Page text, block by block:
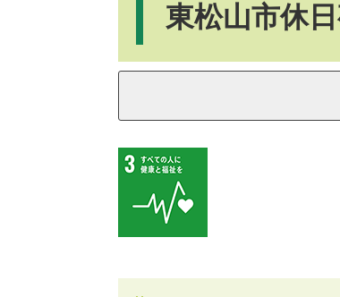
東松山市休